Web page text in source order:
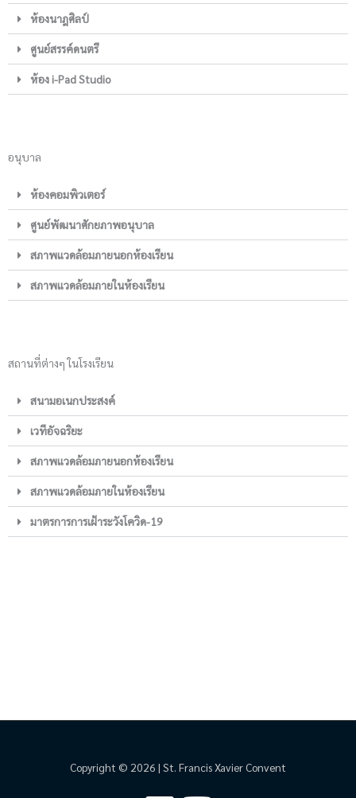
ห้องนาฎศิลป์
ศูนย์สรรค์ดนตรี
ห้อง i-Pad Studio
อนุบาล
ห้องคอมพิวเตอร์
ศูนย์พัฒนาศักยภาพอนุบาล
สภาพแวดล้อมภายนอกห้องเรียน
สภาพแวดล้อมภายในห้องเรียน
สถานที่ต่างๆ ในโรงเรียน
สนามอเนกประสงค์
เวทีอัจฉริยะ
สภาพแวดล้อมภายนอกห้องเรียน
สภาพแวดล้อมภายในห้องเรียน
มาตรการการเฝ้าระวังโควิด-19
Copyright © 2026 | St. Francis Xavier Convent